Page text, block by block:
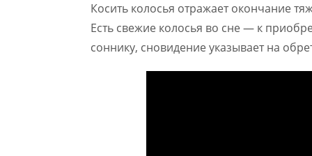
Косить колосья отражает окончание
Есть свежие колосья во сне — к
соннику, сновидение указывает на